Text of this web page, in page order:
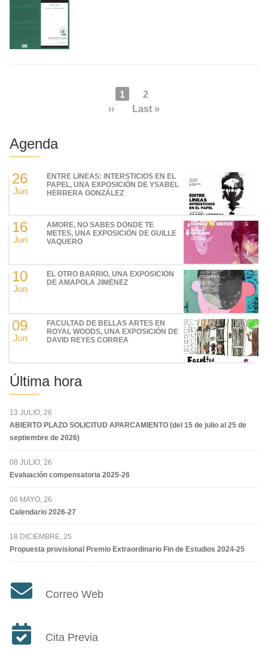
Página
actual
1 Page
2
Siguiente
››
Última
Last »
Agenda
26
Jun
ENTRE LÍNEAS: INTERSTICIOS EN EL
PAPEL, UNA EXPOSICIÓN DE YSABEL
HERRERA GONZÁLEZ
16
Jun
AMORE, NO SABES DÓNDE TE
METES, UNA EXPOSICIÓN DE GUILLE
VAQUERO
10
Jun
EL OTRO BARRIO, UNA EXPOSICIÓN
DE AMAPOLA JIMÉNEZ
09
Jun
FACULTAD DE BELLAS ARTES EN
ROYAL WOODS, UNA EXPOSICIÓN DE
DAVID REYES CORREA
Última hora
13 JULIO, 26
ABIERTO PLAZO SOLICITUD APARCAMIENTO (del 15 de julio al 25 de
septiembre de 2026)
08 JULIO, 26
Evaluación compensatoria 2025-26
06 MAYO, 26
Calendario 2026-27
18 DICIEMBRE, 25
Propuesta provisional Premio Extraordinario Fin de Estudios 2024-25
Correo Web
Cita Previa